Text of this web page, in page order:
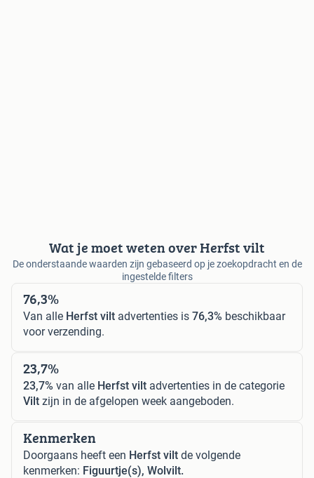
Wat je moet weten over Herfst vilt
De onderstaande waarden zijn gebaseerd op je zoekopdracht en de
ingestelde filters
76,3%
Van alle Herfst vilt advertenties is 76,3% beschikbaar
voor verzending.
23,7%
23,7% van alle Herfst vilt advertenties in de categorie
Vilt zijn in de afgelopen week aangeboden.
Kenmerken
Doorgaans heeft een Herfst vilt de volgende
kenmerken: Figuurtje(s), Wolvilt.